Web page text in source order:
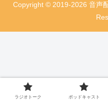
Copyright © 2019-2026 音声
ラジオトーク ポッドキャスト